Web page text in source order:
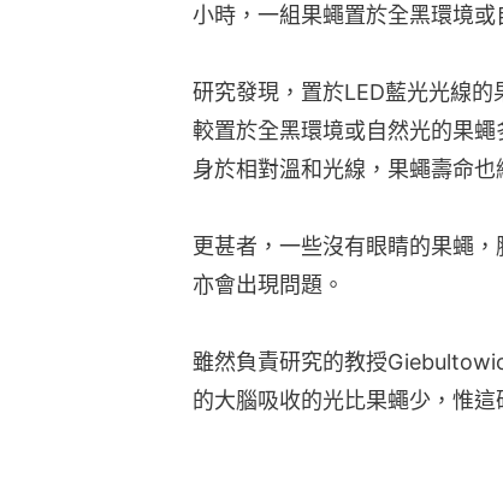
小時，一組果蠅置於全黑環境
研究發現，置於LED藍光光線的
較置於全黑環境或自然光的果
身於相對溫和光線，果蠅壽命也
更甚者，一些沒有眼睛的果蠅
亦會出現問題。
雖然負責研究的教授
的大腦吸收的光比果蠅少，惟